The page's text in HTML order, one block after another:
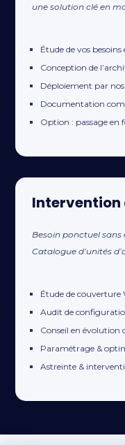
une solution clé en
Étude de vos
Conception de
Déploiement par
Documentation
Option : passage
Intervention
Besoin ponctuel
Catalogue d’unités
Étude de couverture
Audit de
Conseil en évolution
Paramétrage &
Astreinte &